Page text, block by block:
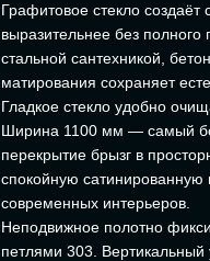
Графитовое стекло
выразительнее без
стальной сантехникой,
матирования сохраняет
Гладкое стекло удобно
Ширина 1100 мм — самый
перекрытие брызг в
спокойную сатинированную
современных интерьеров.
Неподвижное полотно
петлями 303. Вертикальный